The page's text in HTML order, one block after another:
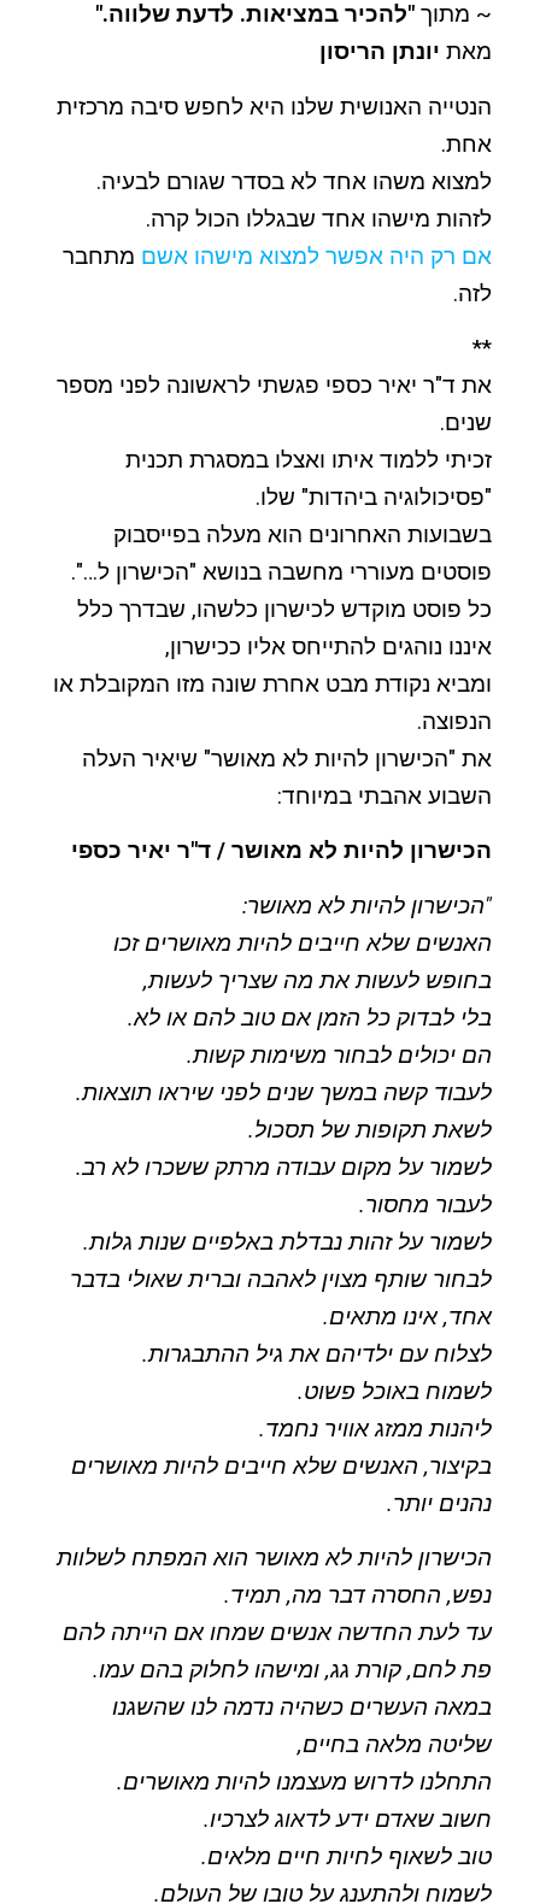
~ מתוך "להכיר במציאות. לדעת שלווה."
מאת יונתן הריסון
הנטייה האנושית שלנו היא לחפש סיבה מרכזית
אחת.
למצוא משהו אחד לא בסדר שגורם לבעיה.
לזהות מישהו אחד שבגללו הכול קרה.
אם רק היה אפשר למצוא מישהו אשם מתחבר
לזה.
**
את ד"ר יאיר כספי פגשתי לראשונה לפני מספר
שנים.
זכיתי ללמוד איתו ואצלו במסגרת תכנית
"פסיכולוגיה ביהדות" שלו.
בשבועות האחרונים הוא מעלה בפייסבוק
פוסטים מעוררי מחשבה בנושא "הכישרון ל…".
כל פוסט מוקדש לכישרון כלשהו, שבדרך כלל
איננו נוהגים להתייחס אליו ככישרון,
ומביא נקודת מבט אחרת שונה מזו המקובלת או
הנפוצה.
את "הכישרון להיות לא מאושר" שיאיר העלה
השבוע אהבתי במיוחד:
הכישרון להיות לא מאושר / ד"ר יאיר כספי
"הכישרון להיות לא מאושר:
האנשים שלא חייבים להיות מאושרים זכו
בחופש לעשות את מה שצריך לעשות,
בלי לבדוק כל הזמן אם טוב להם או לא.
הם יכולים לבחור משימות קשות.
לעבוד קשה במשך שנים לפני שיראו תוצאות.
לשאת תקופות של תסכול.
לשמור על מקום עבודה מרתק ששכרו לא רב.
לעבור מחסור.
לשמור על זהות נבדלת באלפיים שנות גלות.
לבחור שותף מצוין לאהבה וברית שאולי בדבר
אחד, אינו מתאים.
לצלוח עם ילדיהם את גיל ההתבגרות.
לשמוח באוכל פשוט.
ליהנות ממזג אוויר נחמד.
בקיצור, האנשים שלא חייבים להיות מאושרים
נהנים יותר.
הכישרון להיות לא מאושר הוא המפתח לשלוות
נפש, החסרה דבר מה, תמיד.
עד לעת החדשה אנשים שמחו אם הייתה להם
פת לחם, קורת גג, ומישהו לחלוק בהם עמו.
במאה העשרים כשהיה נדמה לנו שהשגנו
שליטה מלאה בחיים,
התחלנו לדרוש מעצמנו להיות מאושרים.
חשוב שאדם ידע לדאוג לצרכיו.
טוב לשאוף לחיות חיים מלאים.
לשמוח ולהתענג על טובו של העולם.